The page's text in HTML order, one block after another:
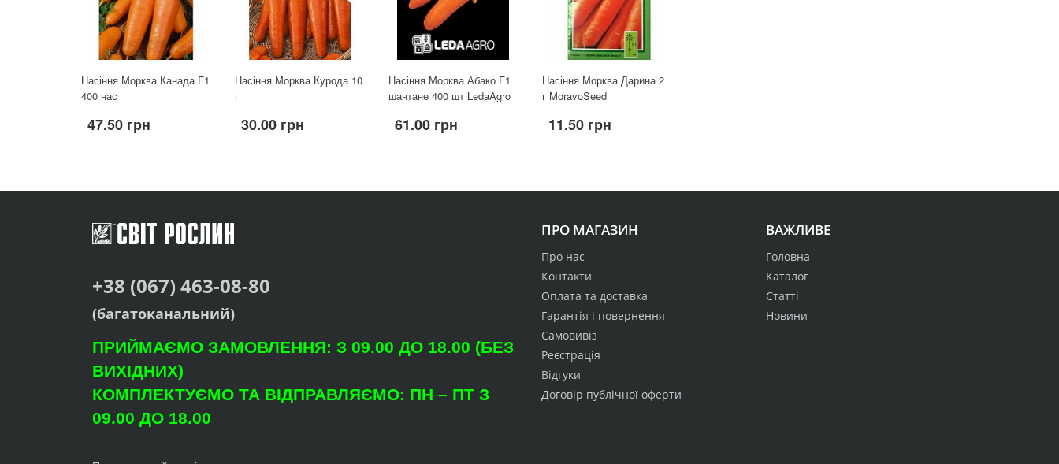
Насіння Морква Канада F1
400 нас
47.50 грн
Насіння Морква Курода 10
г
30.00 грн
Насіння Морква Абако F1
шантане 400 шт LedaAgro
61.00 грн
Насіння Морква Дарина 2
г MoravoSeed
11.50 грн
ПРО МАГАЗИН
Про нас
Контакти
Оплата та доставка
Гарантія і повернення
Самовивіз
Реєстрація
Відгуки
Договір публічної оферти
ВАЖЛИВЕ
Головна
Каталог
Статті
Новини
+38 (067) 463-08-80
(багатоканальний)
ПРИЙМАЄМО ЗАМОВЛЕННЯ: З 09.00 ДО 18.00 (БЕЗ
ВИХІДНИХ)
КОМПЛЕКТУЄМО ТА ВІДПРАВЛЯЄМО: ПН – ПТ З
09.00 ДО 18.00